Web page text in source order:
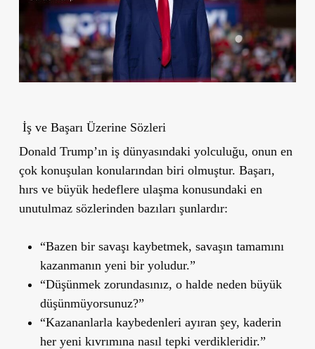
İş ve Başarı Üzerine Sözleri
Donald Trump’ın iş dünyasındaki yolculuğu, onun en
çok konuşulan konularından biri olmuştur. Başarı,
hırs ve büyük hedeflere ulaşma konusundaki en
unutulmaz sözlerinden bazıları şunlardır:
“Bazen bir savaşı kaybetmek, savaşın tamamını
kazanmanın yeni bir yoludur.”
“Düşünmek zorundasınız, o halde neden büyük
düşünmüyorsunuz?”
“Kazananlarla kaybedenleri ayıran şey, kaderin
her yeni kıvrımına nasıl tepki verdikleridir.”